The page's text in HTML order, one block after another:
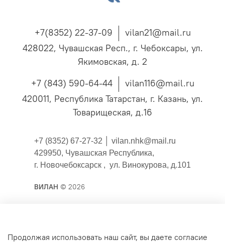
+7(8352) 22-37-09
vilan21@mail.ru
428022, Чувашская Респ., г. Чебоксары, ул.
Якимовская, д. 2
+7 (843) 590-64-44
vilan116@mail.ru
420011, Республика Татарстан, г. Казань, ул.
Товарищеская, д.16
+7 (8352) 67-27-32 │ vilan.nhk@mail.ru
429950, Чувашская Республика,
г. Новочебоксарск , ул. Винокурова, д.101
ВИЛАН © 2026
Публичная оферта
Продолжая использовать наш сайт, вы даете согласие